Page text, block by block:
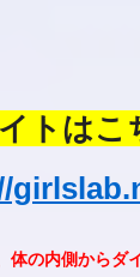
トはこ
体の内側からダ